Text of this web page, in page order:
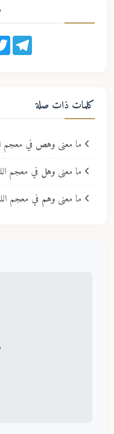
كلمات ذات صلة
ما معنى وهص في معجم
ما معنى وهل في معجم
ما معنى وهم في معجم